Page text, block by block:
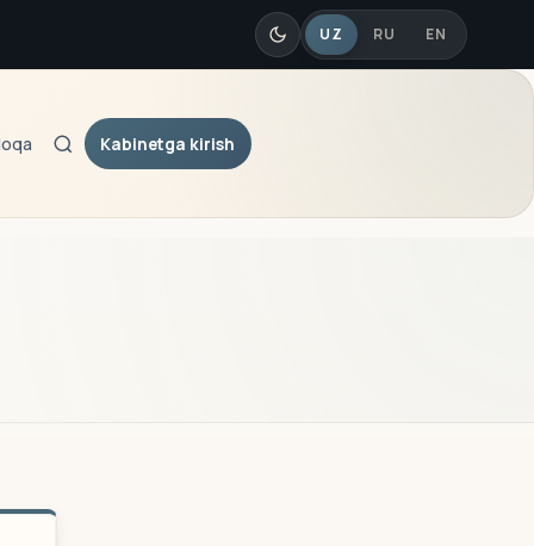
UZ RU EN
QidiruvKabinetga kirish